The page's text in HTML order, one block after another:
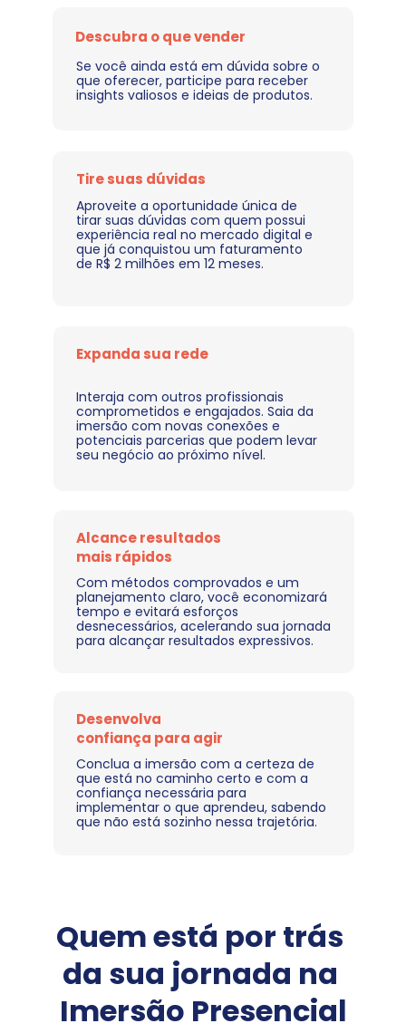
Descubra o que vender
Tire suas dúvidas
Se você ainda está em dúvida sobre o
que oferecer, participe para receber
insights valiosos e ideias de produtos.
Aproveite a oportunidade única de
tirar suas dúvidas com quem possui
experiência real no mercado digital e
que já conquistou um faturamento
de R$ 2 milhões em 12 meses.
Expanda sua rede
Desenvolva
confiança para agir
Alcance resultados
mais rápidos
Interaja com outros profissionais
comprometidos e engajados. Saia da
imersão com novas conexões e
potenciais parcerias que podem levar
seu negócio ao próximo nível.
Conclua a imersão com a certeza de
que está no caminho certo e com a
confiança necessária para
implementar o que aprendeu, sabendo
que não está sozinho nessa trajetória.
Com métodos comprovados e um
planejamento claro, você economizará
tempo e evitará esforços
desnecessários, acelerando sua jornada
para alcançar resultados expressivos.
Quem está por trás
da sua jornada na
Imersão Presencial